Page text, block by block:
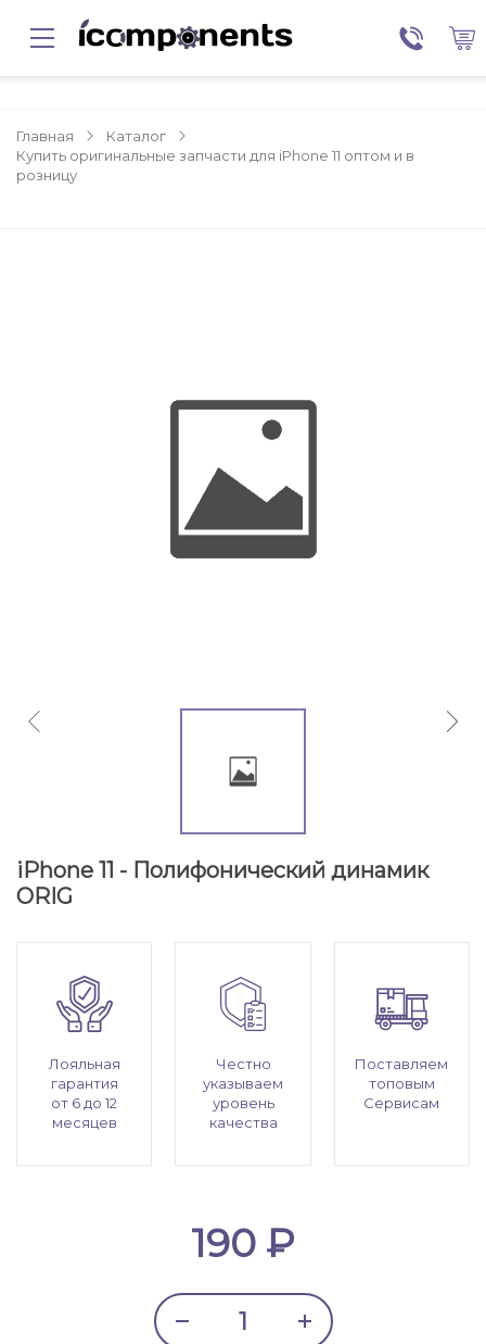
Главная
Каталог
Купить оригинальные запчасти для iPhone 11 оптом и в
розницу
iPhone 11 - Полифонический динамик
ORIG
Лояльная
гарантия
от 6 до 12
месяцев
Честно
указываем
уровень
качества
Поставляем
топовым
Сервисам
190 ₽